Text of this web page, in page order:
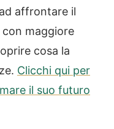
affrontare il
maggiore
cosa la
Clicchi qui per
il suo futuro